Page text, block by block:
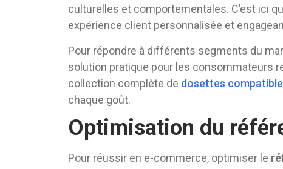
culturelles et comportementales. C’est ici
expérience client personnalisée et
Pour répondre à différents segments du
solution pratique pour les consommateurs
collection complète de dosettes
chaque goût.
Optimisation du
Pour réussir en e-commerce, optimiser le